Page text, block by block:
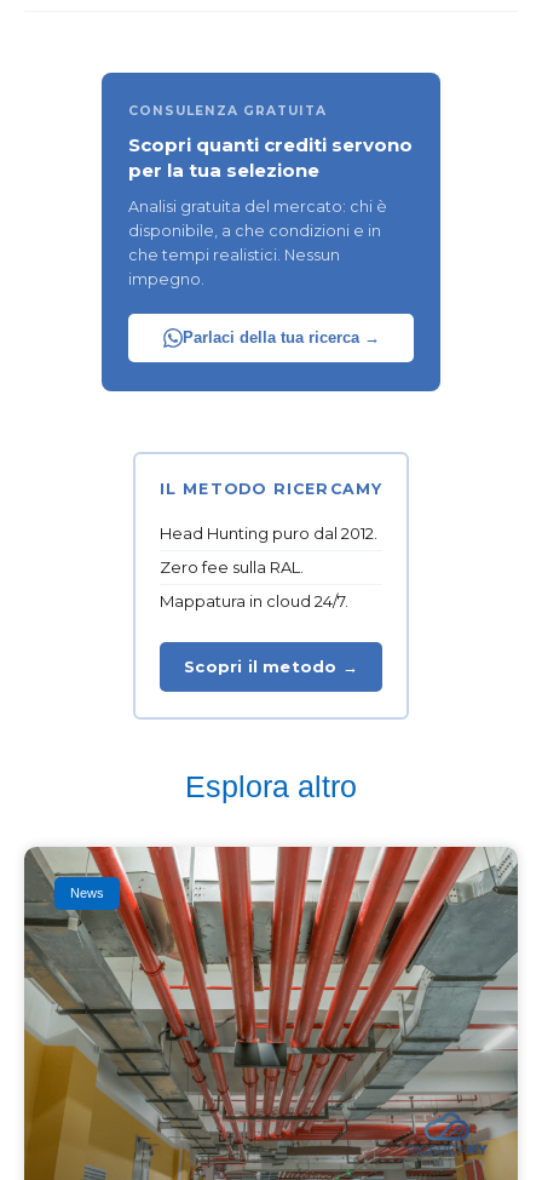
CONSULENZA GRATUITA
Scopri quanti crediti servono
per la tua selezione
Analisi gratuita del mercato: chi è
disponibile, a che condizioni e in
che tempi realistici. Nessun
impegno.
Parlaci della tua ricerca →
IL METODO RICERCAMY
Head Hunting puro dal 2012.
Zero fee sulla RAL.
Mappatura in cloud 24/7.
Scopri il metodo →
Esplora altro
News